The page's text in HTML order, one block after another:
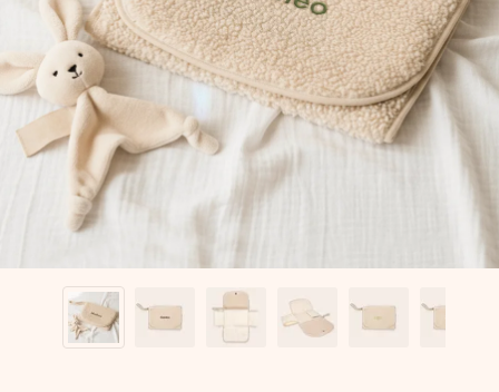
Gratis kort med hilsen
Lav noget særligt i blot få trin – med hendes navn, et
billede af dig eller en besked, der går lige i hendes hjerte.
Intet besvær men udelukkende en masse kærlighed i
øjeblikket.